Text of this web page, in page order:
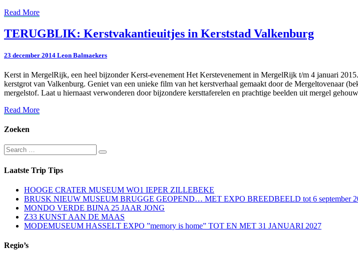
Read MoreRead
TERUGBLIK:
Kerstvakantieuitjes
Kerststad
TERUGBLIK: Kerstvakantieuitjes in Kerststad Valkenburg
23 december 2014 Leon Balmaekers
Kerst in MergelRijk, een heel bijzonder Kerst-evenement Het Kerstevenement in MergelRijk t/m 4 januari
kerstgrot van Valkenburg. Geniet van een unieke film van het kerstverhaal gemaakt door de Mergeltovenaar
mergelstof. Laat u hiernaast verwonderen door bijzondere kersttaferelen en prachtige beelden uit mergel
Read MoreRead
Zoeken
Search
for:
Search
Laatste Trip Tips
HOOGE CRATER MUSEUM WO1 IEPER ZILLEBEKE
BRUSK NIEUW MUSEUM BRUGGE GEOPEND… MET EXPO BREEDBEELD tot 6 september
MONDO VERDE BIJNA 25 JAAR JONG
Z33 KUNST AAN DE MAAS
MODEMUSEUM HASSELT EXPO ”memory is home” TOT EN MET 31 JANUARI 2027
Regio’s